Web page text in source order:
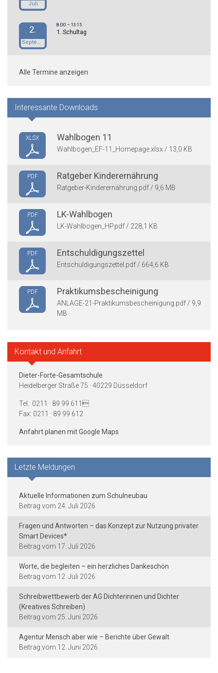
Juli
2.
September
8:00– 13:15
1. Schultag
Alle Termine anzeigen
Interessante Downloads
XLSX Wahlbogen 11
Wahlbogen_EF-11_Homepage.xlsx / 13,0 KB
PDF Ratgeber Kinderernährung
Ratgeber-Kinderernährung.pdf / 9,6 MB
PDF LK-Wahlbogen
LK-Wahlbogen_HP.pdf / 228,1 KB
PDF Entschuldigungszettel
Entschuldigungszettel.pdf / 664,6 KB
PDF Praktikumsbescheinigung
ANLAGE-21-Praktikumsbescheinigung.pdf / 9,9
MB
Kontakt und Anfahrt
Dieter-Forte-Gesamtschule
Heidelberger Straße 75 · 40229 Düsseldorf
Tel.: 0211 · 89 99 611
Fax: 0211 · 89 99 612
Anfahrt planen mit Google Maps
Letzte Meldungen
Aktuelle Informationen zum Schulneubau
24. Juli 2026
Fragen und Antworten – das Konzept zur Nutzung privater
Smart Devices*
17. Juli 2026
Worte, die begleiten – ein herzliches Dankeschön
12. Juli 2026
Schreibwettbewerb der AG Dichterinnen und Dichter
(Kreatives Schreiben)
25. Juni 2026
Agentur Mensch aber wie – Berichte über Gewalt
12. Juni 2026